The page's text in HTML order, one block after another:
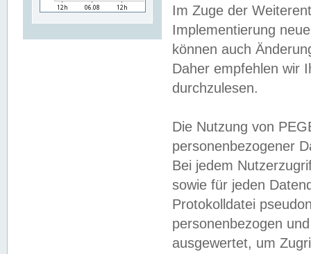
Im Zuge der
Implementierung
können auch
Daher empfehlen wir
durchzulesen.
Die Nutzung von
personenbezogener
Bei jedem
sowie für jeden
Protokolldatei
personenbezogen
ausgewertet, um